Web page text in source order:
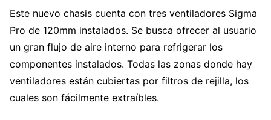
Este nuevo chasis cuenta con tres ventiladores Sigma
Pro de 120mm instalados. Se busca ofrecer al usuario
un gran flujo de aire interno para refrigerar los
componentes instalados. Todas las zonas donde hay
ventiladores están cubiertas por filtros de rejilla, los
cuales son fácilmente extraíbles.